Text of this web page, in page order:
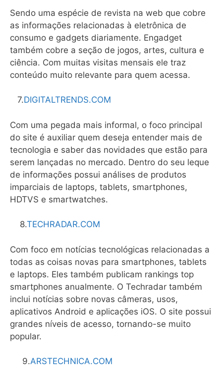
Sendo uma espécie de revista na web que cobre
as informações relacionadas à eletrônica de
consumo e gadgets diariamente. Engadget
também cobre a seção de jogos, artes, cultura e
ciência. Com muitas visitas mensais ele traz
conteúdo muito relevante para quem acessa.
7.DIGITALTRENDS.COM
Com uma pegada mais informal, o foco principal
do site é auxiliar quem deseja entender mais de
tecnologia e saber das novidades que estão para
serem lançadas no mercado. Dentro do seu leque
de informações possui análises de produtos
imparciais de laptops, tablets, smartphones,
HDTVS e smartwatches.
8.TECHRADAR.COM
Com foco em notícias tecnológicas relacionadas a
todas as coisas novas para smartphones, tablets
e laptops. Eles também publicam rankings top
smartphones anualmente. O Techradar também
inclui notícias sobre novas câmeras, usos,
aplicativos Android e aplicações iOS. O site possui
grandes níveis de acesso, tornando-se muito
popular.
9.ARSTECHNICA.COM